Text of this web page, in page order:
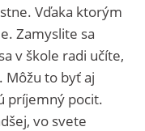
Vďaka ktorým
Zamyslite sa
v škole radi učíte,
Môžu to byť aj
príjemný pocit.
vo svete